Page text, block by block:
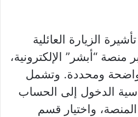
الزيارة العائلية
منصة “أبشر” الإلكترونية،
ومحددة. وتشمل
الدخول إلى الحساب
واختيار قسم